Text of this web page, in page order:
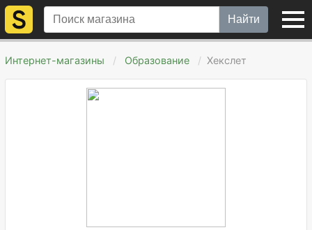
Найти
Интернет-магазины Образование Хекслет